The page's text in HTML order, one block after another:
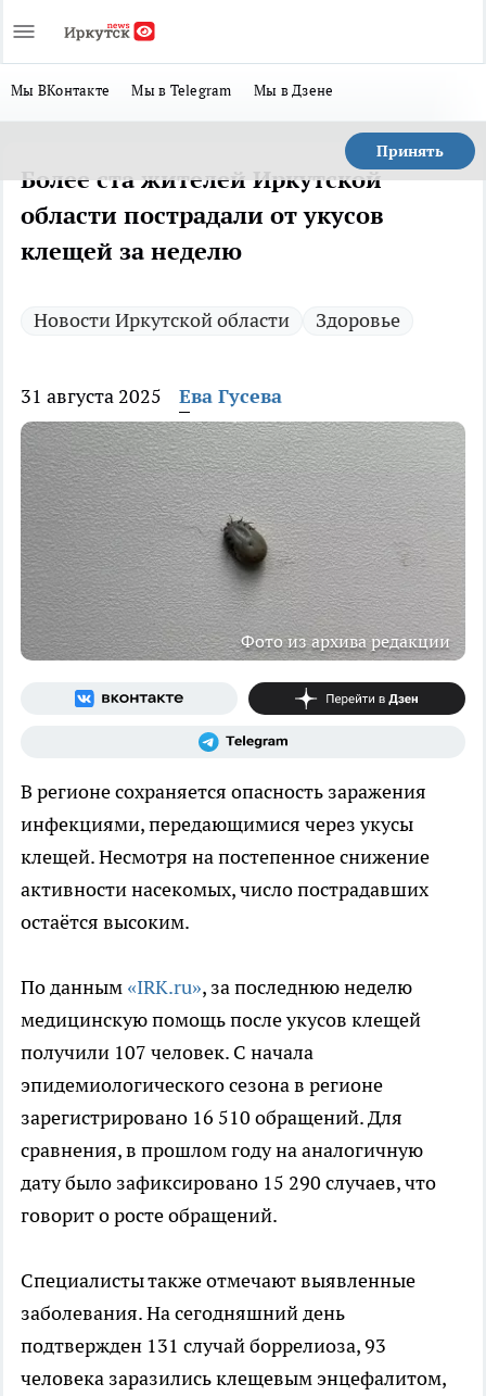
Мы ВКонтакте Мы в Telegram Мы в Дзене
Принять
Более ста жителей Иркутской
области пострадали от укусов
клещей за неделю
Новости Иркутской области Здоровье
31 августа 2025 Ева Гусева
Фото из архива редакции
В регионе сохраняется опасность заражения
инфекциями, передающимися через укусы
клещей. Несмотря на постепенное снижение
активности насекомых, число пострадавших
остаётся высоким.
По данным «IRK.ru», за последнюю неделю
медицинскую помощь после укусов клещей
получили 107 человек. С начала
эпидемиологического сезона в регионе
зарегистрировано 16 510 обращений. Для
сравнения, в прошлом году на аналогичную
дату было зафиксировано 15 290 случаев, что
говорит о росте обращений.
Специалисты также отмечают выявленные
заболевания. На сегодняшний день
подтвержден 131 случай боррелиоза, 93
человека заразились клещевым энцефалитом,